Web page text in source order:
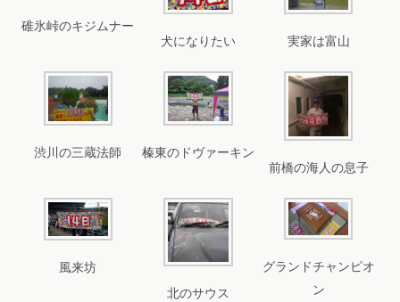
碓氷峠のキジムナー
犬になりたい
実家は富山
渋川の三蔵法師
榛東のドヴァーキン
前橋の海人の息子
風来坊
北のサウス
グランドチャンピオ
ン